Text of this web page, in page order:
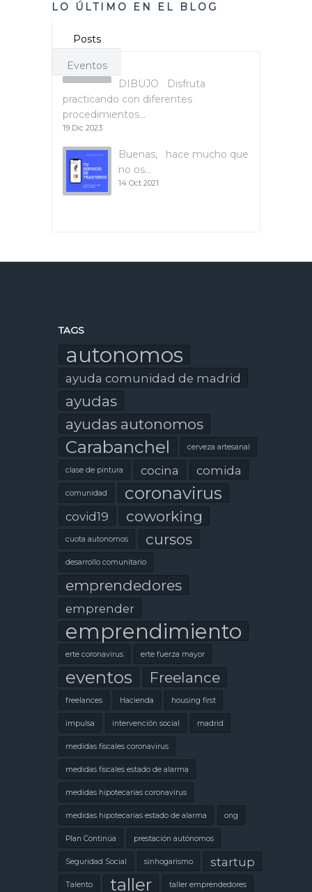
LO ÚLTIMO EN EL BLOG
Posts
Eventos
DIBUJO Disfruta
practicando con diferentes
procedimientos…
19 Dic 2023
Buenas, hace mucho que
no os…
14 Oct 2021
TAGS
autonomos
ayuda comunidad de madrid
ayudas
ayudas autonomos
Carabanchel cerveza artesanal
clase de pintura cocina comida
comunidad coronavirus
covid19 coworking
cuota autonomos cursos
desarrollo comunitario
emprendedores
emprender
emprendimiento
erte coronavirus erte fuerza mayor
eventos Freelance
freelances Hacienda housing first
impulsa intervención social madrid
medidas fiscales coronavirus
medidas fiscales estado de alarma
medidas hipotecarias coronavirus
medidas hipotecarias estado de alarma ong
Plan Continúa prestación autónomos
Seguridad Social sinhogarismo startup
Talento taller taller emprendedores